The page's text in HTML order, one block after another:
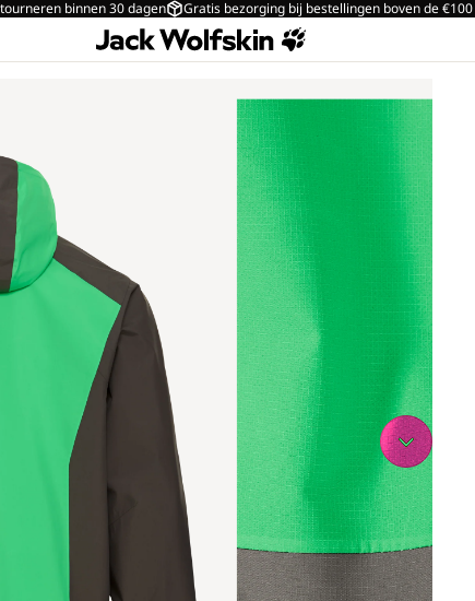
binnen 30 dagen Gratis bezorging bij bestellingen boven de €100